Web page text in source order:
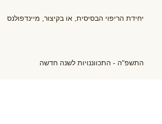
יחידת הריפוי הבסיסית, או בקיצור, מיינדפולנס
התשפ"ה - התכווננויות לשנה חדשה